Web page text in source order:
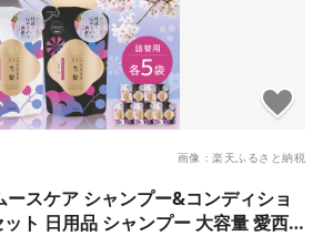
画像：楽天ふるさと納税
ースケア シャンプー&コンディショ
ト 日用品 シャンプー 大容量 愛西